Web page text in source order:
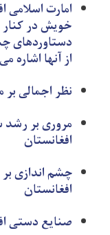
امارت
خویش در
دستاوردهای
از آنها اشاره
نظر اجمالی
مروری بر رشد
افغانستان
چشم اندازی
افغانستان
صنایع دستی